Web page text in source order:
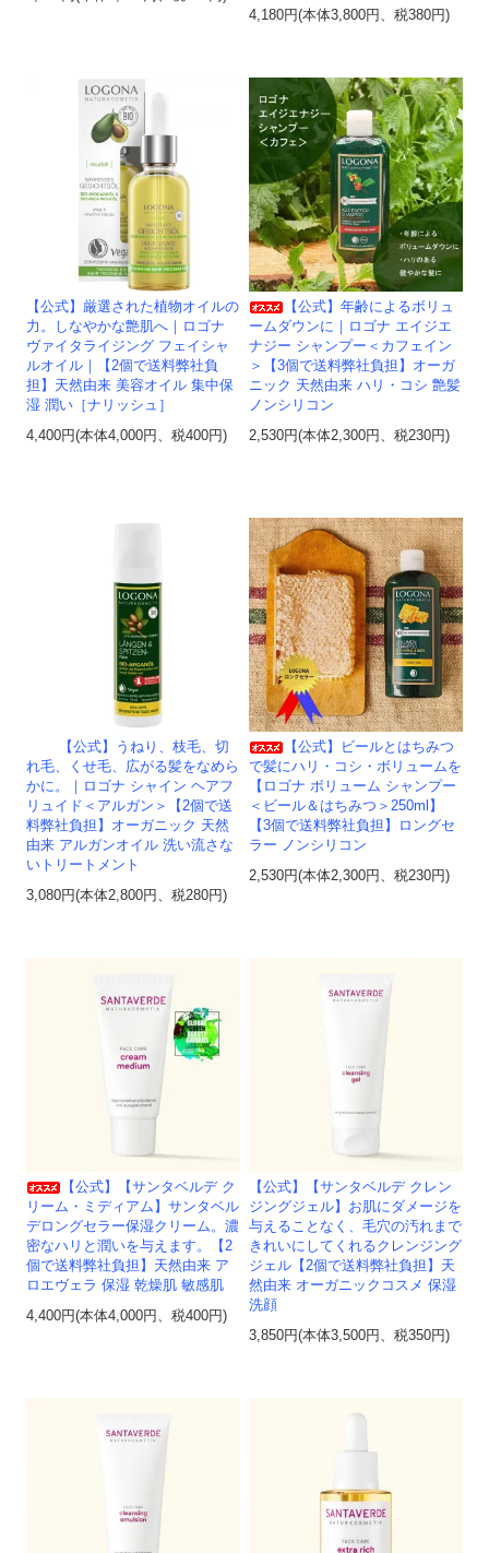
4,180円(本体3,800円、税380円)
【公式】厳選された植物オイルの
力。しなやかな艶肌へ｜ロゴナ
ヴァイタライジング フェイシャ
ルオイル｜【2個で送料弊社負
担】天然由来 美容オイル 集中保
湿 潤い［ナリッシュ］
4,400円(本体4,000円、税400円)
【公式】年齢によるボリュ
ームダウンに｜ロゴナ エイジエ
ナジー シャンプー＜カフェイン
＞【3個で送料弊社負担】オーガ
ニック 天然由来 ハリ・コシ 艶髪
ノンシリコン
2,530円(本体2,300円、税230円)
【公式】うねり、枝毛、切
れ毛、くせ毛、広がる髪をなめら
かに。｜ロゴナ シャイン ヘアフ
リュイド＜アルガン＞【2個で送
料弊社負担】オーガニック 天然
由来 アルガンオイル 洗い流さな
いトリートメント
3,080円(本体2,800円、税280円)
【公式】ビールとはちみつ
で髪にハリ・コシ・ボリュームを
【ロゴナ ボリューム シャンプー
＜ビール＆はちみつ＞250ml】
【3個で送料弊社負担】ロングセ
ラー ノンシリコン
2,530円(本体2,300円、税230円)
【公式】【サンタベルデ ク
リーム・ミディアム】サンタベル
デロングセラー保湿クリーム。濃
密なハリと潤いを与えます。【2
個で送料弊社負担】天然由来 ア
ロエヴェラ 保湿 乾燥肌 敏感肌
4,400円(本体4,000円、税400円)
【公式】【サンタベルデ クレン
ジングジェル】お肌にダメージを
与えることなく、毛穴の汚れまで
きれいにしてくれるクレンジング
ジェル【2個で送料弊社負担】天
然由来 オーガニックコスメ 保湿
洗顔
3,850円(本体3,500円、税350円)